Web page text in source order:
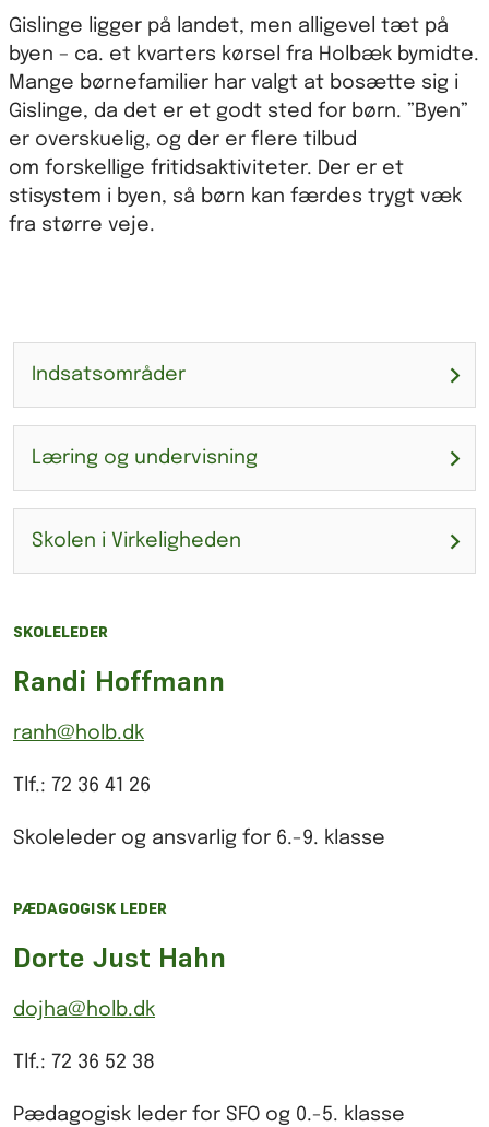
Gislinge ligger på landet, men alligevel tæt på
byen – ca. et kvarters kørsel fra Holbæk bymidte.
Mange børnefamilier har valgt at bosætte sig i
Gislinge, da det er et godt sted for børn. ”Byen”
er overskuelig, og der er flere tilbud
om forskellige fritidsaktiviteter. Der er et
stisystem i byen, så børn kan færdes trygt væk
fra større veje.
Indsatsområder
Læring og undervisning
Skolen i Virkeligheden
SKOLELEDER
Randi Hoffmann
ranh@holb.dk
Tlf.: 72 36 41 26
Skoleleder og ansvarlig for 6.-9. klasse
PÆDAGOGISK LEDER
Dorte Just Hahn
dojha@holb.dk
Tlf.: 72 36 52 38
Pædagogisk leder for SFO og 0.-5. klasse